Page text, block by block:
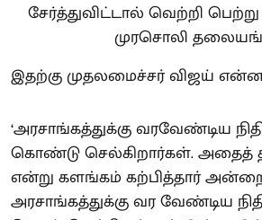
இதற்கு முதலமைச்சர் விஜய்
‘அரசாங்கத்துக்கு வரவேண்டிய
கொண்டு செல்கிறார்கள். அதைத்
என்று களங்கம் கற்பித்தார்
அரசாங்கத்துக்கு வர வேண்டிய